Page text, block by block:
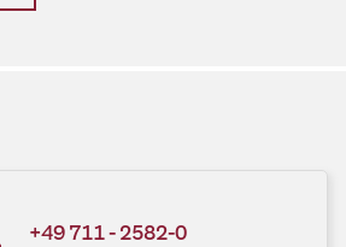
+49 711 - 2582-0